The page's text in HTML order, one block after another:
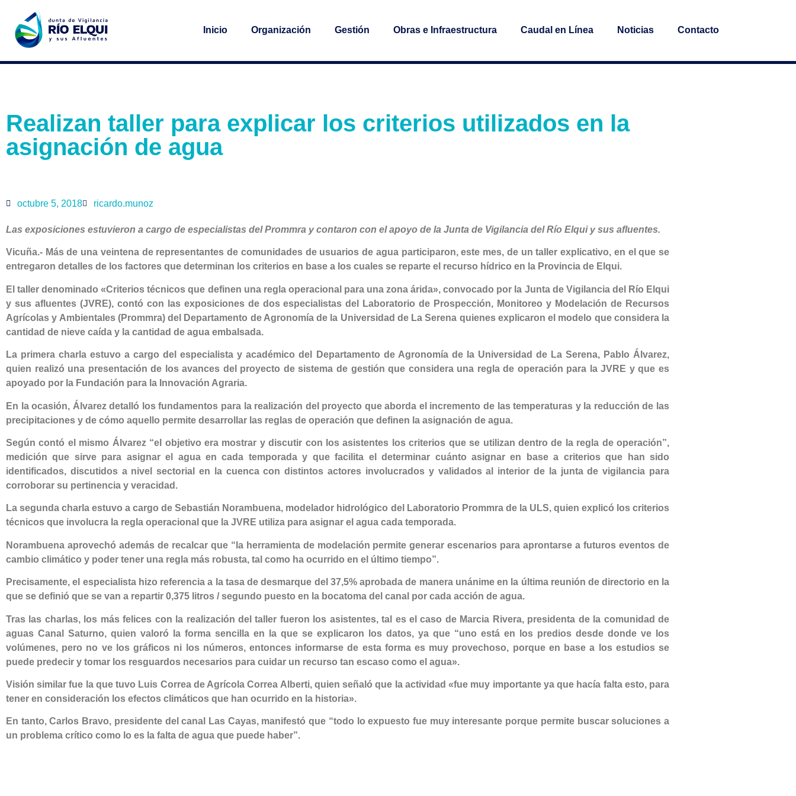
Inicio Organización Gestión Obras e Infraestructura Caudal en Línea Noticias Contacto
Realizan taller para explicar los criterios utilizados en la
asignación de agua
octubre 5, 2018 ricardo.munoz
Las exposiciones estuvieron a cargo de especialistas del Prommra y contaron con el apoyo de la Junta de Vigilancia del Río Elqui y sus afluentes.
Vicuña.- Más de una veintena de representantes de comunidades de usuarios de agua participaron, este mes, de un taller explicativo, en el que se
entregaron detalles de los factores que determinan los criterios en base a los cuales se reparte el recurso hídrico en la Provincia de Elqui.
El taller denominado «Criterios técnicos que definen una regla operacional para una zona árida», convocado por la Junta de Vigilancia del Río Elqui
y sus afluentes (JVRE), contó con las exposiciones de dos especialistas del Laboratorio de Prospección, Monitoreo y Modelación de Recursos
Agrícolas y Ambientales (Prommra) del Departamento de Agronomía de la Universidad de La Serena quienes explicaron el modelo que considera la
cantidad de nieve caída y la cantidad de agua embalsada.
La primera charla estuvo a cargo del especialista y académico del Departamento de Agronomía de la Universidad de La Serena, Pablo Álvarez,
quien realizó una presentación de los avances del proyecto de sistema de gestión que considera una regla de operación para la JVRE y que es
apoyado por la Fundación para la Innovación Agraria.
En la ocasión, Álvarez detalló los fundamentos para la realización del proyecto que aborda el incremento de las temperaturas y la reducción de las
precipitaciones y de cómo aquello permite desarrollar las reglas de operación que definen la asignación de agua.
Según contó el mismo Álvarez “el objetivo era mostrar y discutir con los asistentes los criterios que se utilizan dentro de la regla de operación”,
medición que sirve para asignar el agua en cada temporada y que facilita el determinar cuánto asignar en base a criterios que han sido
identificados, discutidos a nivel sectorial en la cuenca con distintos actores involucrados y validados al interior de la junta de vigilancia para
corroborar su pertinencia y veracidad.
La segunda charla estuvo a cargo de Sebastián Norambuena, modelador hidrológico del Laboratorio Prommra de la ULS, quien explicó los criterios
técnicos que involucra la regla operacional que la JVRE utiliza para asignar el agua cada temporada.
Norambuena aprovechó además de recalcar que “la herramienta de modelación permite generar escenarios para aprontarse a futuros eventos de
cambio climático y poder tener una regla más robusta, tal como ha ocurrido en el último tiempo”.
Precisamente, el especialista hizo referencia a la tasa de desmarque del 37,5% aprobada de manera unánime en la última reunión de directorio en la
que se definió que se van a repartir 0,375 litros / segundo puesto en la bocatoma del canal por cada acción de agua.
Tras las charlas, los más felices con la realización del taller fueron los asistentes, tal es el caso de Marcia Rivera, presidenta de la comunidad de
aguas Canal Saturno, quien valoró la forma sencilla en la que se explicaron los datos, ya que “uno está en los predios desde donde ve los
volúmenes, pero no ve los gráficos ni los números, entonces informarse de esta forma es muy provechoso, porque en base a los estudios se
puede predecir y tomar los resguardos necesarios para cuidar un recurso tan escaso como el agua».
Visión similar fue la que tuvo Luis Correa de Agrícola Correa Alberti, quien señaló que la actividad«fue muy importante ya que hacía falta esto, para
tener en consideración los efectos climáticos que han ocurrido en la historia».
En tanto, Carlos Bravo, presidente del canal Las Cayas, manifestó que “todo lo expuesto fue muy interesante porque permite buscar soluciones a
un problema crítico como lo es la falta de agua que puede haber”.